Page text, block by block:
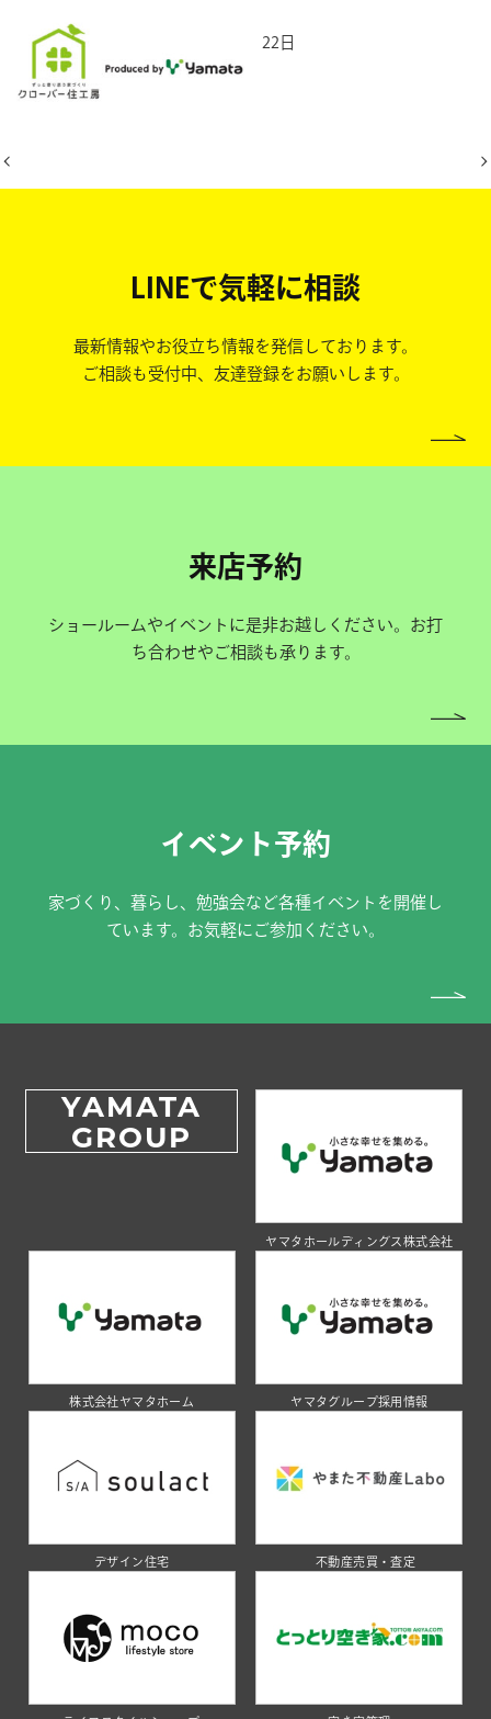
2025年7月22日
LINEで気軽に相談
最新情報やお役立ち情報を発信しております。
ご相談も受付中、友達登録をお願いします。
来店予約
ショールームやイベントに是非お越しください。お打
ち合わせやご相談も承ります。
イベント予約
家づくり、暮らし、勉強会など各種イベントを開催し
ています。お気軽にご参加ください。
YAMATA
GROUP
ヤマタホールディングス株式会社
株式会社ヤマタホーム ヤマタグループ採用情報
デザイン住宅 不動産売買・査定